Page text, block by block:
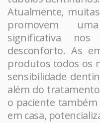
Atualmente,
promovem
significativa
desconforto. As
produtos todos os
sensibilidade
além do
o paciente também
em casa,